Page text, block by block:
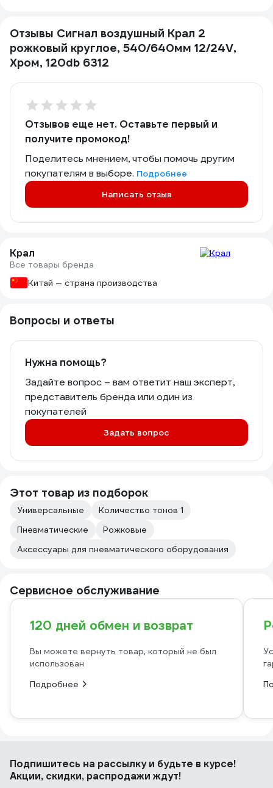
Отзывы Сигнал воздушный Крал 2
рожковый круглое, 540/640мм 12/24V,
Хром, 120db 6312
Отзывов еще нет. Оставьте первый и
получите промокод!
Поделитесь мнением, чтобы помочь другим
покупателям в выборе. Подробнее
Написать отзыв
Крал
Все товары бренда
Китай — страна производства
Вопросы и ответы
Нужна помощь?
Задайте вопрос – вам ответит наш эксперт,
представитель бренда или один из
покупателей
Задать вопрос
Этот товар из подборок
Универсальные
Количество тонов 1
Пневматические
Рожковые
Аксессуары для пневматического оборудования
Сервисное обслуживание
120 дней обмен и возврат
Вы можете вернуть товар, который не был
использован
Подробнее
Подпишитесь на рассылкуи будьте в курсе!
Акции, скидки, распродажи ждут!